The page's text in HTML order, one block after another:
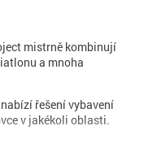
mistrně kombinují
a mnoha
řešení vybavení
v jakékoli oblasti.